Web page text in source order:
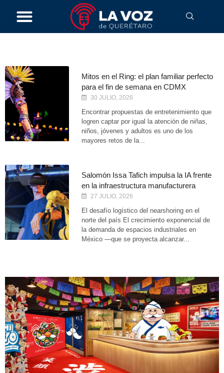
Mitos en el Ring: el plan familiar perfecto
para el fin de semana en CDMX
30 JULIO, 2026
Encontrar propuestas de entretenimiento que
logren captar por igual la atención de niñas,
niños, jóvenes y adultos es uno de los
mayores retos de la...
Salomón Issa Tafich impulsa la IA frente
en la infraestructura manufacturera
27 JULIO, 2026
El desafío logístico del nearshoring en el
norte del país El crecimiento exponencial de
la demanda de espacios industriales en
México —que se proyecta alcanzar...